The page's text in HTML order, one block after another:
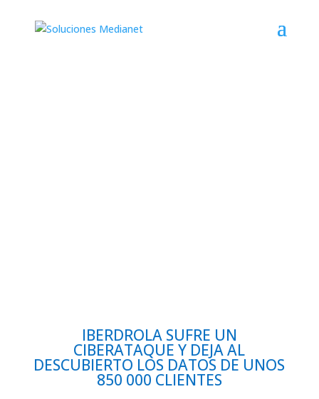
IBERDROLA SUFRE UN
CIBERATAQUE Y DEJA AL
DESCUBIERTO LOS DATOS DE UNOS
850 000 CLIENTES